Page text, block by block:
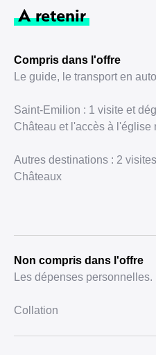
A retenir
Compris dans l'offre
Le guide, le transport en
Saint-Emilion : 1 visite et
Château et l'accès à l'église
Autres destinations : 2
Châteaux
Non compris dans l'offre
Les dépenses personnelles.
Collation